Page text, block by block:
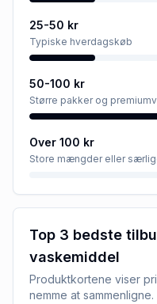
25-50 kr
Typiske hverdagskøb
50-100 kr
Større pakker og
Over 100 kr
Store mængder eller
Top 3 bedste
vaskemiddel
Produktkortene viser
nemme at sammenligne.